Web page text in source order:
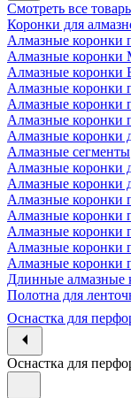
Смотреть все
Коронки для
Алмазные коронки
Алмазные коронки
Алмазные коронки
Алмазные коронки
Алмазные коронки
Алмазные коронки
Алмазные коронки
Алмазные сегменты
Алмазные коронки
Алмазные коронки
Алмазные коронки
Алмазные коронки
Алмазные коронки
Алмазные коронки
Алмазные коронки
Длинные алмазные
Полотна для
Оснастка для
Оснастка для